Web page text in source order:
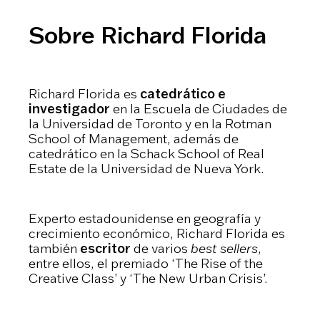
Sobre Richard Florida
Richard Florida es catedrático e
investigador en la Escuela de Ciudades de
la Universidad de Toronto y en la Rotman
School of Management, además de
catedrático en la Schack School of Real
Estate de la Universidad de Nueva York.
Experto estadounidense en geografía y
crecimiento económico, Richard Florida es
también escritor de varios best sellers,
entre ellos, el premiado ‘The Rise of the
Creative Class’ y ‘The New Urban Crisis’.